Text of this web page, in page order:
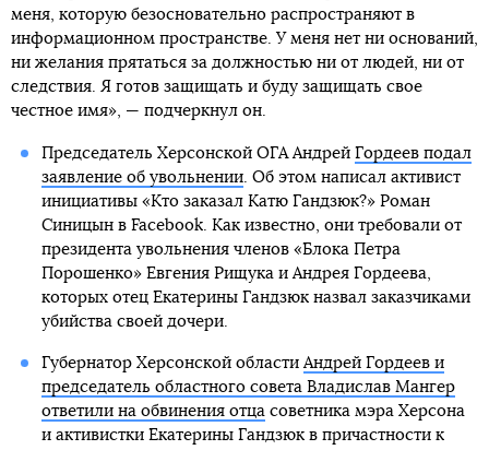
меня, которую безосновательно распространяют в
информационном пространстве. У меня нет ни оснований,
ни желания прятаться за должностью ни от людей, ни от
следствия. Я готов защищать и буду защищать свое
честное имя», — подчеркнул он.
Председатель Херсонской ОГА Андрей Гордеев подал
заявление об увольнении. Об этом написал активист
инициативы «Кто заказал Катю Гандзюк?» Роман
Синицын в Facebook. Как известно, они требовали от
президента увольнения членов «Блока Петра
Порошенко» Евгения Рищука и Андрея Гордеева,
которых отец Екатерины Гандзюк назвал заказчиками
убийства своей дочери.
Губернатор Херсонской областиАндрей Гордеев и
председатель областного совета Владислав Мангер
ответили на обвинения отцасоветника мэра Херсона
и активистки Екатерины Гандзюк в причастности к